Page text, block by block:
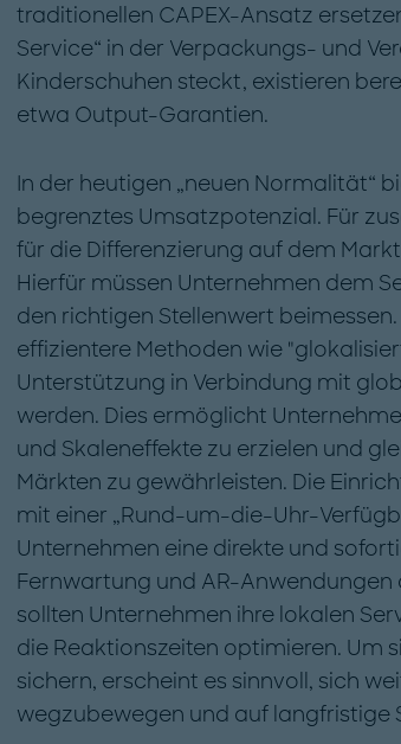
traditionellen CAPEX-Ansatz
Service“ in der Verpackungs- und
Kinderschuhen steckt, existieren
etwa Output-Garantien.
In der heutigen „neuen Normalität“
begrenztes Umsatzpotenzial. Für
für die Differenzierung auf dem
Hierfür müssen Unternehmen dem
den richtigen Stellenwert
effizientere Methoden wie
Unterstützung in Verbindung mit
werden. Dies ermöglicht
und Skaleneffekte zu erzielen und
Märkten zu gewährleisten. Die
mit einer „Rund-um-die-Uhr-
Unternehmen eine direkte und
Fernwartung und AR-
sollten Unternehmen ihre lokalen
die Reaktionszeiten optimieren. Um
sichern, erscheint es sinnvoll, sich
wegzubewegen und auf langfristige